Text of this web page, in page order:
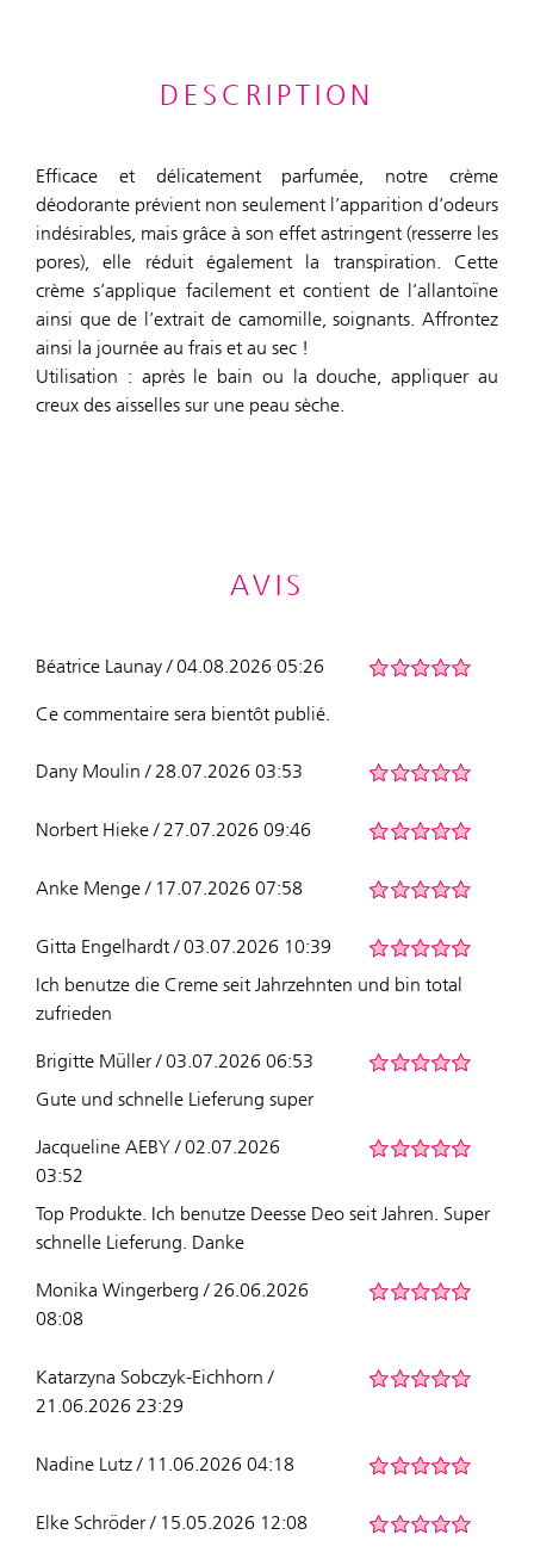
DESCRIPTION
Efficace et délicatement parfumée, notre crème
déodorante prévient non seulement l’apparition d’odeurs
indésirables, mais grâce à son effet astringent (resserre les
pores), elle réduit également la transpiration. Cette
crème s’applique facilement et contient de l’allantoïne
ainsi que de l’extrait de camomille, soignants. Affrontez
ainsi la journée au frais et au sec !
Utilisation : après le bain ou la douche, appliquer au
creux des aisselles sur une peau sèche.
AVIS
Béatrice Launay / 04.08.2026 05:26
Ce commentaire sera bientôt publié.
Dany Moulin / 28.07.2026 03:53
Norbert Hieke / 27.07.2026 09:46
Anke Menge / 17.07.2026 07:58
Gitta Engelhardt / 03.07.2026 10:39
Ich benutze die Creme seit Jahrzehnten und bin total
zufrieden
Brigitte Müller / 03.07.2026 06:53
Gute und schnelle Lieferung super
Jacqueline AEBY / 02.07.2026
03:52
Top Produkte. Ich benutze Deesse Deo seit Jahren. Super
schnelle Lieferung. Danke
Monika Wingerberg / 26.06.2026
08:08
Katarzyna Sobczyk-Eichhorn /
21.06.2026 23:29
Nadine Lutz / 11.06.2026 04:18
Elke Schröder / 15.05.2026 12:08